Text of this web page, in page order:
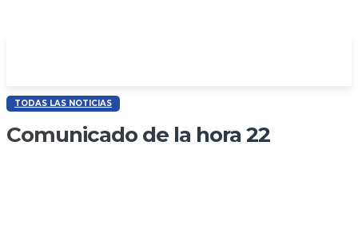
TODAS LAS NOTICIAS
Comunicado de la hora 22